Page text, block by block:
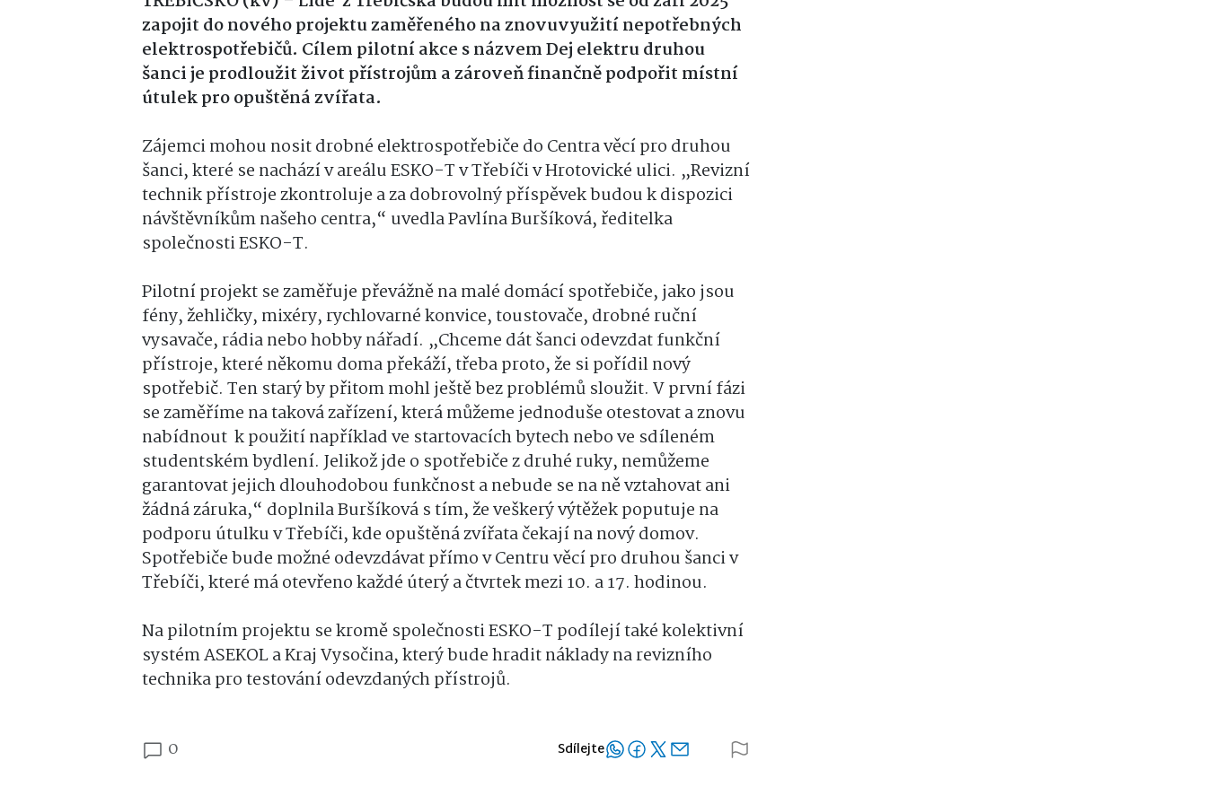
zapojit do nového projektu zaměřeného na znovuvyužití nepotřebných
elektrospotřebičů. Cílem pilotní akce s názvem Dej elektru druhou
šanci je prodloužit život přístrojům a zároveň finančně podpořit místní
útulek pro opuštěná zvířata.
Zájemci mohou nosit drobné elektrospotřebiče do Centra věcí pro druhou
šanci, které se nachází v areálu ESKO-T v Třebíči v Hrotovické ulici. „Revizní
technik přístroje zkontroluje a za dobrovolný příspěvek budou k dispozici
návštěvníkům našeho centra,“ uvedla Pavlína Buršíková, ředitelka
společnosti ESKO-T.
Pilotní projekt se zaměřuje převážně na malé domácí spotřebiče, jako jsou
fény, žehličky, mixéry, rychlovarné konvice, toustovače, drobné ruční
vysavače, rádia nebo hobby nářadí. „Chceme dát šanci odevzdat funkční
přístroje, které někomu doma překáží, třeba proto, že si pořídil nový
spotřebič. Ten starý by přitom mohl ještě bez problémů sloužit. V první fázi
se zaměříme na taková zařízení, která můžeme jednoduše otestovat a znovu
nabídnout k použití například ve startovacích bytech nebo ve sdíleném
studentském bydlení. Jelikož jde o spotřebiče z druhé ruky, nemůžeme
garantovat jejich dlouhodobou funkčnost a nebude se na ně vztahovat ani
žádná záruka,“ doplnila Buršíková s tím, že veškerý výtěžek poputuje na
podporu útulku v Třebíči, kde opuštěná zvířata čekají na nový domov.
Spotřebiče bude možné odevzdávat přímo v Centru věcí pro druhou šanci v
Třebíči, které má otevřeno každé úterý a čtvrtek mezi 10. a 17. hodinou.
Na pilotním projektu se kromě společnosti ESKO-T podílejí také kolektivní
systém ASEKOL a Kraj Vysočina, který bude hradit náklady na revizního
technika pro testování odevzdaných přístrojů.
0 Sdílejte